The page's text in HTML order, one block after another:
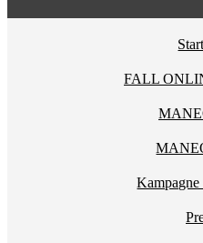
FALL